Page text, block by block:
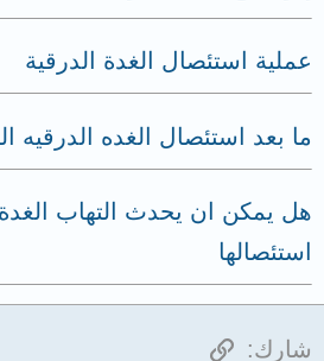
عملية استئصال الغدة الدرقية
ما بعد استئصال الغده الدرقيه
هل يمكن ان يحدث التهاب الغدة
استئصالها
شارك: الرابط